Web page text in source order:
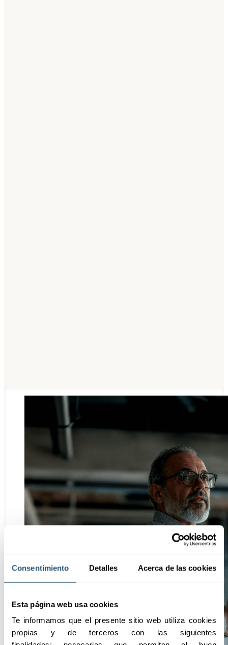
Consentimiento Detalles Acerca de las cookies
Esta página web usa cookies
Te informamos que el presente sitio web utiliza cookies
propias y de terceros con las siguientes